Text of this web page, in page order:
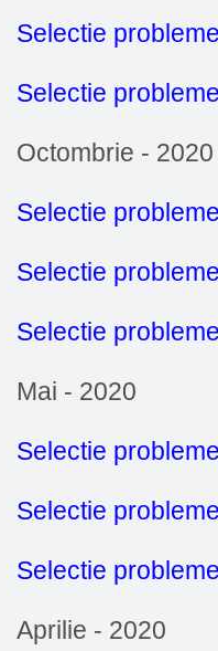
Selectie
Selectie
Octombrie - 2020
Selectie
Selectie
Selectie
Mai - 2020
Selectie
Selectie
Selectie
Aprilie - 2020